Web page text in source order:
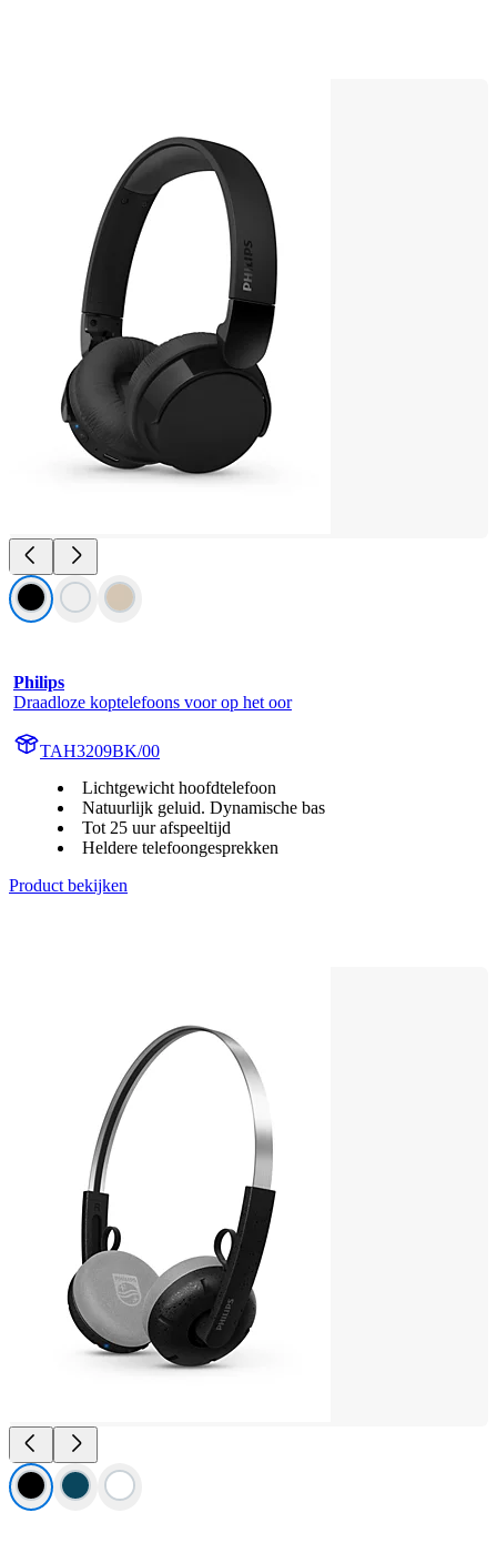
Philips
Draadloze koptelefoons voor op het oor
TAH3209BK/00
Lichtgewicht hoofdtelefoon
Natuurlijk geluid. Dynamische bas
Tot 25 uur afspeeltijd
Heldere telefoongesprekken
Product bekijken